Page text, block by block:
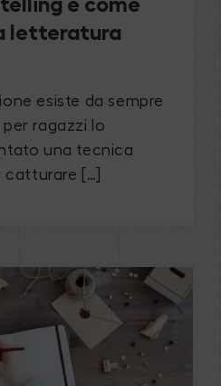
letteratura
esiste da sempre
ragazzi lo
una tecnica
[…]